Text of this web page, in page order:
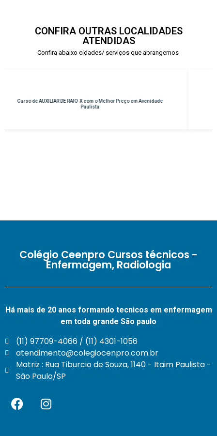
CONFIRA OUTRAS LOCALIDADES
ATENDIDAS
Confira abaixo cidades/ serviços que abrangemos
Curso de INSTRUMENTAÇÃO CIRÚRGICA com o Melhor Preço
Colégio Ceenpro Cursos técnicos -
Enfermagem, Radiologia
Há mais de 20 anos formando tecnicos em enfermagem
em toda grande São paulo
(11) 97709-4066 / (11) 4301-1056
atendimento@colegiocenpro.com.br
Matriz : Rua Tiburcio de Souza, 1140 - Itaim Paulista -
São Paulo/SP